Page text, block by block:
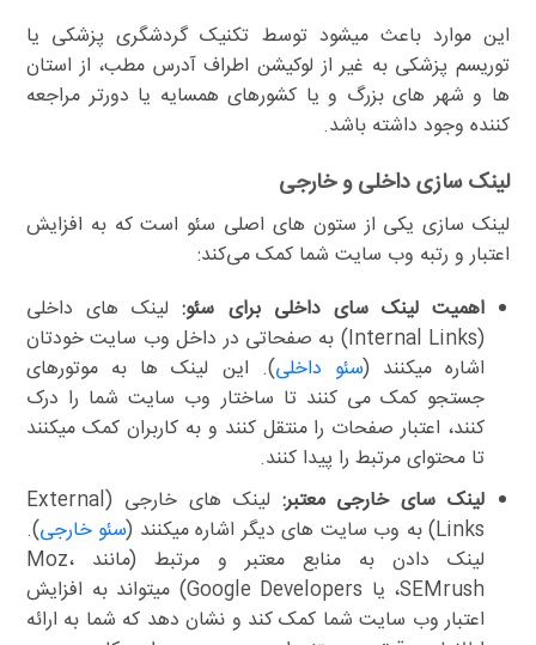
این موارد باعث میشود توسط تکنیک گردشگری پزشکی یا
توریسم پزشکی به غیر از لوکیشن اطراف آدرس مطب، از استان
ها و شهر های بزرگ و یا کشورهای همسایه یا دورتر مراجعه
کننده وجود داشته باشد.
لینک سازی داخلی و خارجی
لینک سازی یکی از ستون های اصلی سئو است که به افزایش
اعتبار و رتبه وب سایت شما کمک می‌کند:
اهمیت لینک سای داخلی برای سئو:لینک های داخلی
(Internal Links) به صفحاتی در داخل وب سایت خودتان
اشاره میکنند (سئو داخلی). این لینک ها به موتورهای
جستجو کمک می کنند تا ساختار وب سایت شما را درک
کنند، اعتبار صفحات را منتقل کنند و به کاربران کمک میکنند
تا محتوای مرتبط را پیدا کنند.
لینک سای خارجی معتبر:
لینک های خارجی (External
Links) به وب سایت های دیگر اشاره میکنند (
سئو خارجی).
لینک دادن به منابع معتبر و مرتبط (مانند Moz،
SEMrush، یا Google Developers) میتواند به افزایش
اعتبار وب سایت شما کمک کند و نشان دهد که شما به ارائه